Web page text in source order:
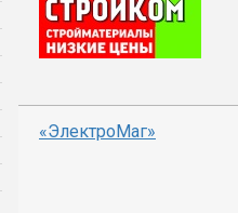
«ЭлектроМаг»